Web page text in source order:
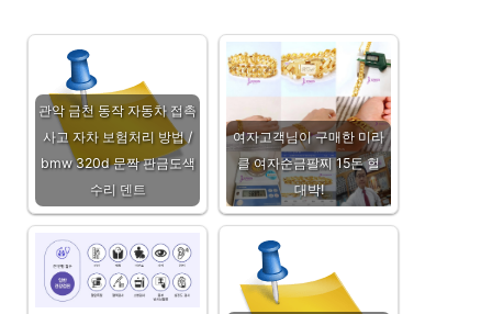
관악 금천 동작 자동차 접촉
사고 자차 보험처리 방법 /
bmw 320d 문짝 판금도색
수리 덴트
여자고객님이 구매한 미라
클 여자순금팔찌 15돈 헐
대박!